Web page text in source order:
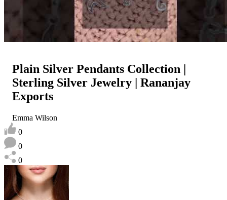
Plain Silver Pendants Collection |
Sterling Silver Jewelry | Rananjay
Exports
Emma Wilson
0
0
0